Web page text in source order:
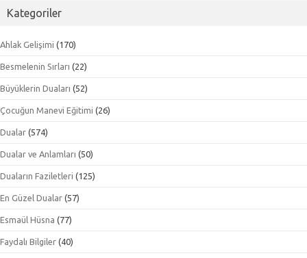
Kategoriler
Ahlak Gelişimi (170)
Besmelenin Sırları (22)
Büyüklerin Duaları (52)
Çocuğun Manevi Eğitimi (26)
Dualar (574)
Dualar ve Anlamları (50)
Duaların Faziletleri (125)
En Güzel Dualar (57)
Esmaül Hüsna (77)
Faydalı Bilgiler (40)